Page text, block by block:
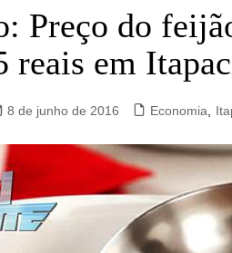
Campinorte
Campos Verdes
Crixás
Estrela do Norte
Preço do
reais em
8 de junho de 2016 Economia,